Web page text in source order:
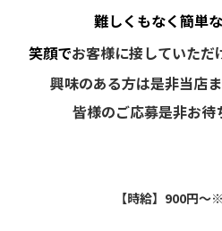
難しくもなく簡単な
笑顔でお客様に接していただ
興味のある方は是非当店
皆様のご応募是非お待
【時給】900円